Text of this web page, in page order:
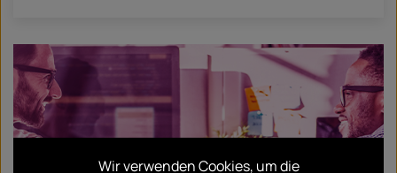
Wir verwenden Cookies, um die